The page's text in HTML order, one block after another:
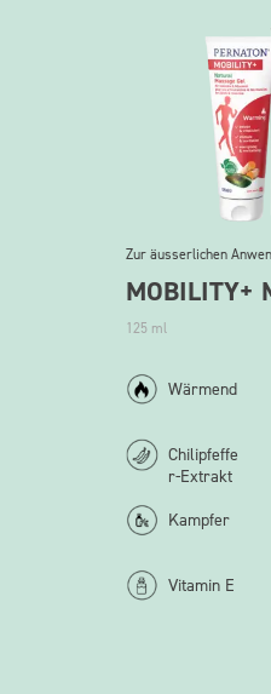
Zur äusserlichen
MOBILITY+
125 ml
Wärmend
Chilipfeffe
r-Extrakt
Kampfer
Vitamin E